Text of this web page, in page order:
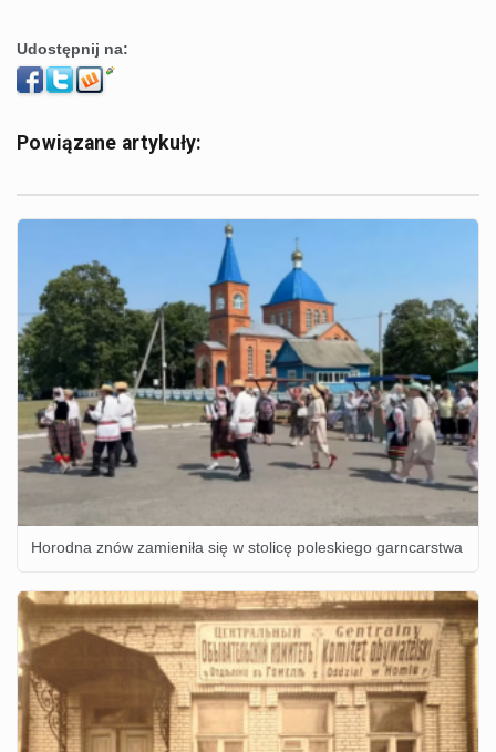
Udostępnij na:
Powiązane artykuły:
Horodna znów zamieniła się w stolicę poleskiego garncarstwa